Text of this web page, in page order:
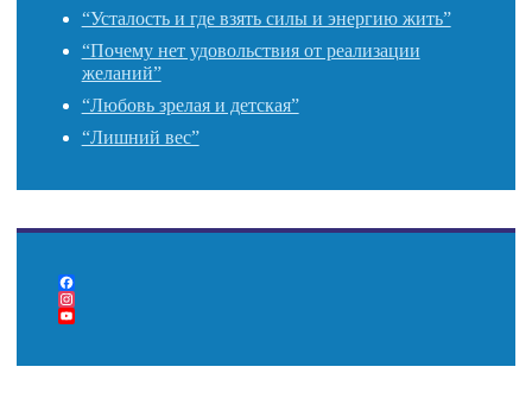
“Усталость и где взять силы и энергию жить”
“Почему нет удовольствия от реализации
желаний”
“Любовь зрелая и детская”
“Лишний вес”
F
a
c
b
I
n
t
Y
u